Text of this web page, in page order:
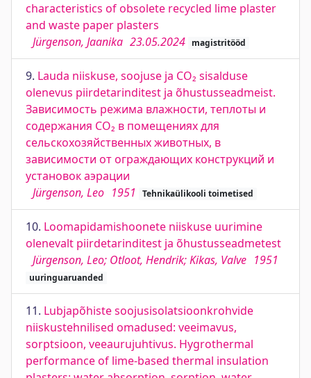
characteristics of obsolete recycled lime plaster
and waste paper plasters
Jürgenson, Jaanika 23.05.2024 magistritööd
9. Lauda niiskuse, soojuse ja CO₂ sisalduse
olenevus piirdetarinditest ja õhustusseadmeist.
Зависимость режима влажности, теплоты и
содержания CO₂ в помещениях для
сельскохозяйственных животных, в
зависимости от ограждающих конструкций и
установок аэрации
Jürgenson, Leo 1951 Tehnikaülikooli toimetised
10. Loomapidamishoonete niiskuse uurimine
olenevalt piirdetarinditest ja õhustusseadmetest
Jürgenson, Leo; Otloot, Hendrik; Kikas, Valve 1951
uuringuaruanded
11. Lubjapõhiste soojusisolatsioonkrohvide
niiskustehnilised omadused: veeimavus,
sorptsioon, veeaurujuhtivus. Hygrothermal
performance of lime-based thermal insulation